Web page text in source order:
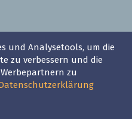
und Analysetools, um die
zu verbessern und die
zu
Datenschutzerklärung